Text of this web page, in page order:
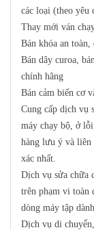
các loại (theo yêu
Thay mới ván
Bán khóa an
Bán dây curoa,
chính hãng
Bán cảm biến cơ
Cung cấp dịch vụ
máy chạy bộ, ở
hàng lưu ý và liên
xác nhất.
Dịch vụ sửa chữa
trên phạm vi toàn
dòng máy tập
Dịch vụ di